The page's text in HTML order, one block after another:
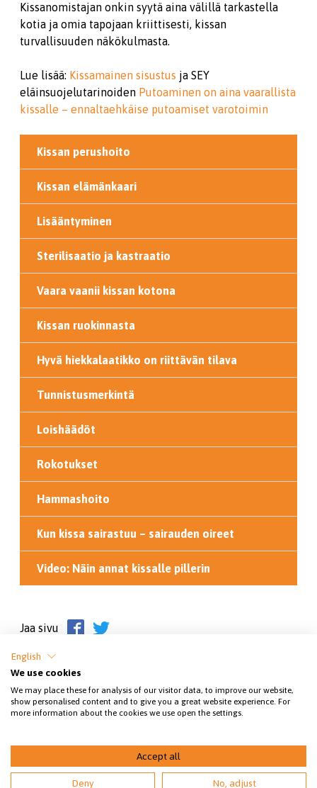
Kissanomistajan onkin syytä aina välillä tarkastella
kotia ja omia tapojaan kriittisesti, kissan
turvallisuuden näkökulmasta.
Lue lisää: Kissamainen sisustus ja SEY
eläinsuojelutarinoiden Putoaminen on aina vaarallista
kissalle – ennaltaehkäise putoamiset varotoimin
Kissan perushoito
Kissan elämänkaari
Lisääntyminen
Sterilisaatio ja kastraatio
Vaara vaanii kissan kotona
Kissan ruokinnasta
Hyvä hiekkalaatikko on riittävän tilava
Tunnistusmerkintä
Loishäädöt
Rokotukset
Hammashoito
Kun kissa sairastuu – sairauden oireet
Video: Näin annat kissalle pillerin
Jaa sivu
© 2026 Kissatieto
English
We use cookies
We may place these for analysis of our visitor data, to improve our website,
show personalised content and to give you a great website experience. For
more information about the cookies we use open the settings.
Accept all
Deny No, adjust